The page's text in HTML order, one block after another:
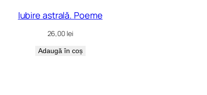
Iubire astrală. Poeme
26,00 lei
Adaugă în coș